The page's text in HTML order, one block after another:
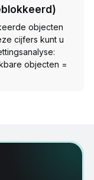
objecten
cijfers kunt u
objecten =